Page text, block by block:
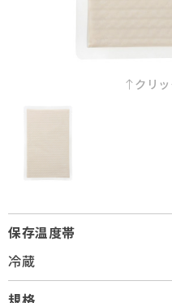
お問い合わせ
クリ
保存温度帯
冷蔵
規格